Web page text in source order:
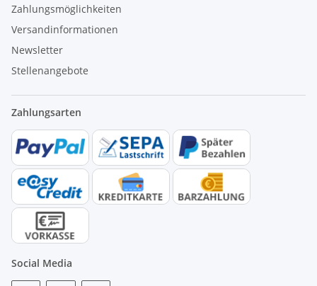
Zahlungsmöglichkeiten
Versandinformationen
Newsletter
Stellenangebote
Zahlungsarten
Social Media